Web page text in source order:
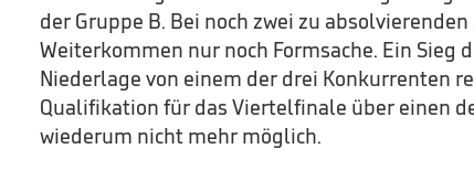
der Gruppe B. Bei noch zwei zu
Weiterkommen nur noch Formsache. Ein Sieg
Niederlage von einem der drei Konkurrenten
Qualifikation für das Viertelfinale über einen
wiederum nicht mehr möglich.